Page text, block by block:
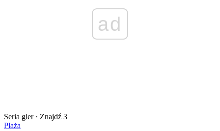
ad
Seria gier · Znajdź 3
Plaża